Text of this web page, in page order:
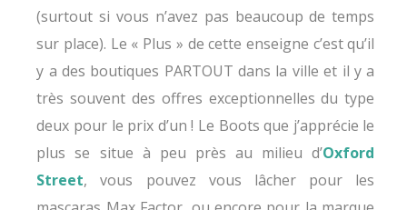
(surtout si vous n’avez pas beaucoup de temps
sur place). Le « Plus » de cette enseigne c’est qu’il
y a des boutiques PARTOUT dans la ville et il y a
très souvent des offres exceptionnelles du type
deux pour le prix d’un ! Le Boots que j’apprécie le
plus se situe à peu près au milieu d’Oxford
Street, vous pouvez vous lâcher pour les